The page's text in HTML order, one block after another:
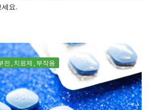
세요.
전 치료제 부작용